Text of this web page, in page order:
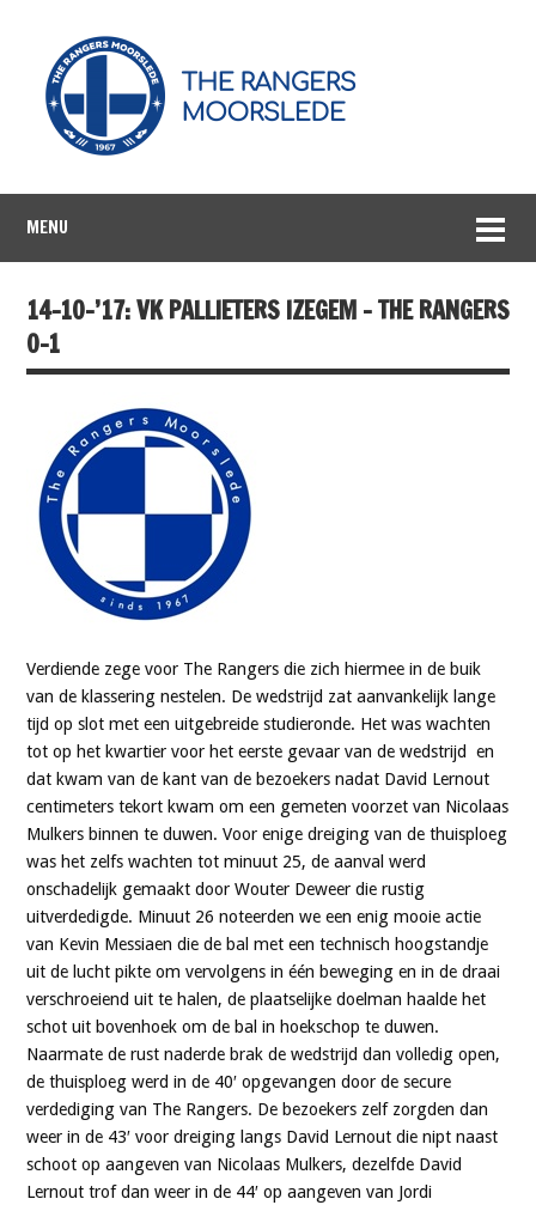
MENU
14-10-’17: VK PALLIETERS IZEGEM – THE RANGERS
0-1
Verdiende zege voor The Rangers die zich hiermee in de buik
van de klassering nestelen. De wedstrijd zat aanvankelijk lange
tijd op slot met een uitgebreide studieronde. Het was wachten
tot op het kwartier voor het eerste gevaar van de wedstrijd en
dat kwam van de kant van de bezoekers nadat David Lernout
centimeters tekort kwam om een gemeten voorzet van Nicolaas
Mulkers binnen te duwen. Voor enige dreiging van de thuisploeg
was het zelfs wachten tot minuut 25, de aanval werd
onschadelijk gemaakt door Wouter Deweer die rustig
uitverdedigde. Minuut 26 noteerden we een enig mooie actie
van Kevin Messiaen die de bal met een technisch hoogstandje
uit de lucht pikte om vervolgens in één beweging en in de draai
verschroeiend uit te halen, de plaatselijke doelman haalde het
schot uit bovenhoek om de bal in hoekschop te duwen.
Naarmate de rust naderde brak de wedstrijd dan volledig open,
de thuisploeg werd in de 40′ opgevangen door de secure
verdediging van The Rangers. De bezoekers zelf zorgden dan
weer in de 43′ voor dreiging langs David Lernout die nipt naast
schoot op aangeven van Nicolaas Mulkers, dezelfde David
Lernout trof dan weer in de 44′ op aangeven van Jordi